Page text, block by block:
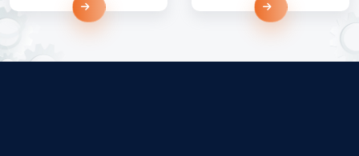
Devamını Oku Devamını Oku